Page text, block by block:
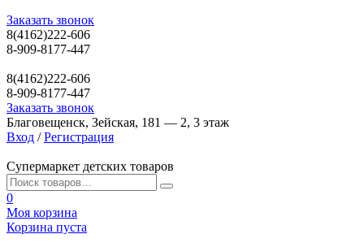
Заказать звонок
8(4162)222-606
8-909-8177-447
8(4162)222-606
8-909-8177-447
Заказать звонок
Благовещенск, Зейская, 181 — 2, 3 этаж
Вход / Регистрация
Супермаркет детских товаров
0
Моя корзина
Корзина пуста